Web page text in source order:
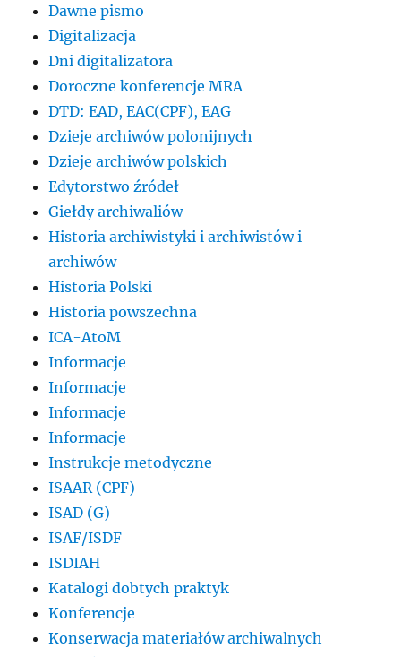
Dawne pismo
Digitalizacja
Dni digitalizatora
Doroczne konferencje MRA
DTD: EAD, EAC(CPF), EAG
Dzieje archiwów polonijnych
Dzieje archiwów polskich
Edytorstwo źródeł
Giełdy archiwaliów
Historia archiwistyki i archiwistów i
archiwów
Historia Polski
Historia powszechna
ICA-AtoM
Informacje
Informacje
Informacje
Informacje
Instrukcje metodyczne
ISAAR (CPF)
ISAD (G)
ISAF/ISDF
ISDIAH
Katalogi dobtych praktyk
Konferencje
Konserwacja materiałów archiwalnych